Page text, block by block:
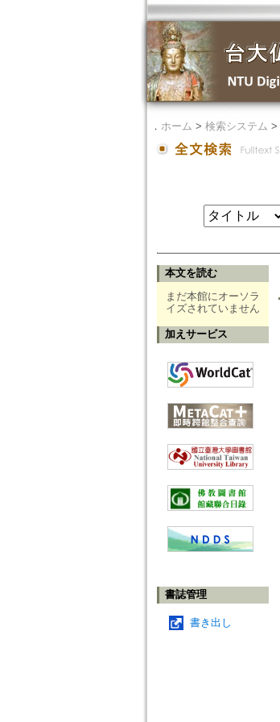
． ホーム > 検索システム >
本文を読む
まだ本館にオーソラ
イズされていません
加えサービス
書誌管理
書き出し